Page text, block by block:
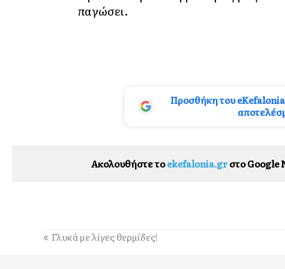
παγώσει.
Προσθήκη του
Ακολουθήστε τοekefalonia.grστο Google
Γλυκά με λίγες θερμίδες!